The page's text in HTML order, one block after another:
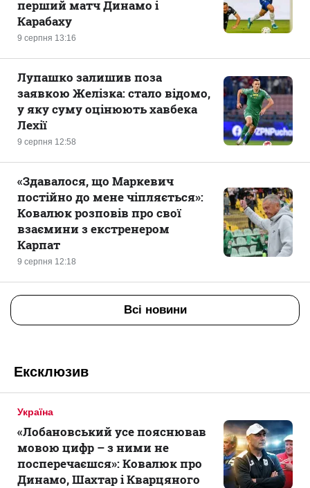
9 серпня 13:16
перший матч Динамо і
Карабаху
9 серпня 12:58
Лупашко залишив поза
заявкою Желізка: стало відомо,
у яку суму оцінюють хавбека
Лехії
9 серпня 12:18
«Здавалося, що Маркевич
постійно до мене чіпляється»:
Ковалюк розповів про свої
взаємини з екстренером
Карпат
Всі новини
Ексклюзив
Україна
«Лобановський усе пояснював
мовою цифр – з ними не
посперечаєшся»: Ковалюк про
Динамо, Шахтар і Кварцяного